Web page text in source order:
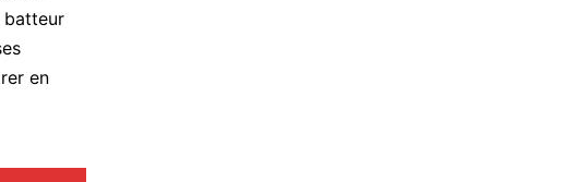
batteur
en